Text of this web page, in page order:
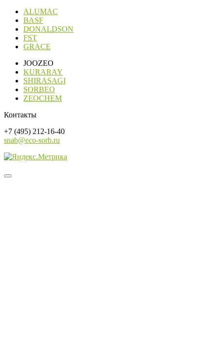
ALUMAC
BASF
DONALDSON
FST
GRACE
JOOZEO
KURARAY
SHIRASAGI
SORBEO
ZEOCHEM
Контакты
+7 (495) 212-16-40
snab@eco-sorb.ru